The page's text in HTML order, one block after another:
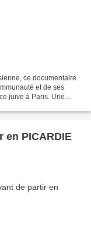
ce documentaire
et de ses
juive à Paris. Une
en PICARDIE